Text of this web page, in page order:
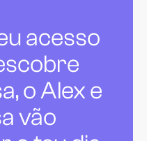
acesso
o Alex e
vão